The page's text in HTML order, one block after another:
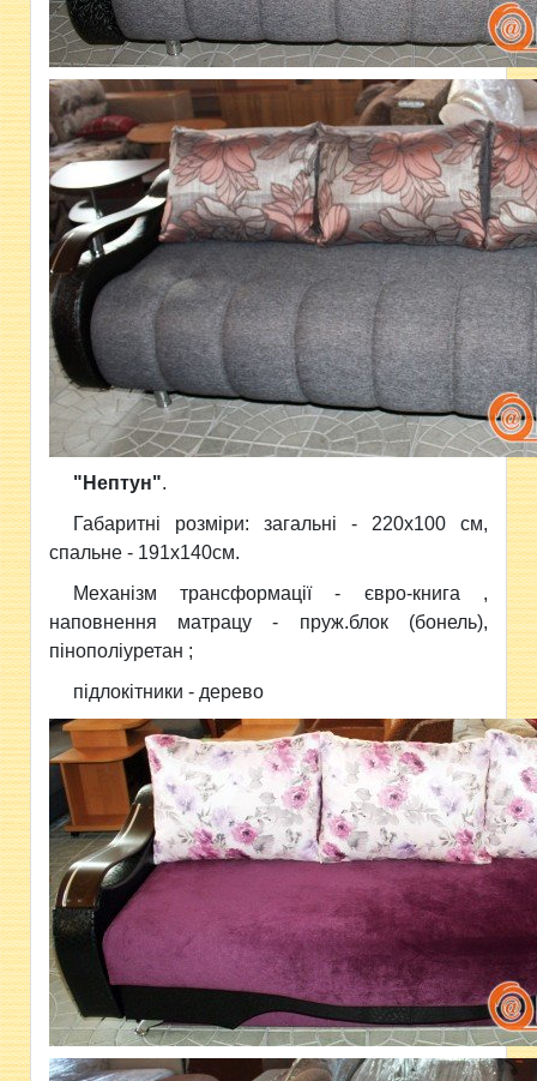
"Нептун".
Габаритні розміри: загальні - 220х100 см,
спальне - 191х140см.
Механізм трансформації - євро-книга ,
наповнення матрацу - пруж.блок (бонель),
пінополіуретан ;
підлокітники - дерево